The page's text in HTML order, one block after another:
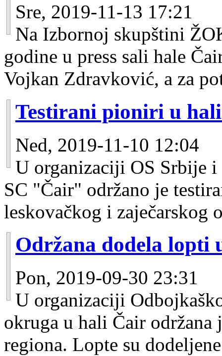
Sre, 2019-11-13 17:21
Na Izbornoj skupštini
godine u press sali hale
Vojkan Zdravković, a za
Testirani pioniri u
Ned, 2019-11-10 12:04
U organizaciji OS Srbije
SC "Čair" održano je
leskovačkog i zaječarskog
Održana dodela lopti
Pon, 2019-09-30 23:31
U organizaciji
okruga u hali Čair
regiona. Lopte su